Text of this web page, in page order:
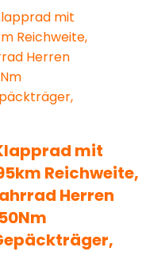
mit
Reichweite,
Herren